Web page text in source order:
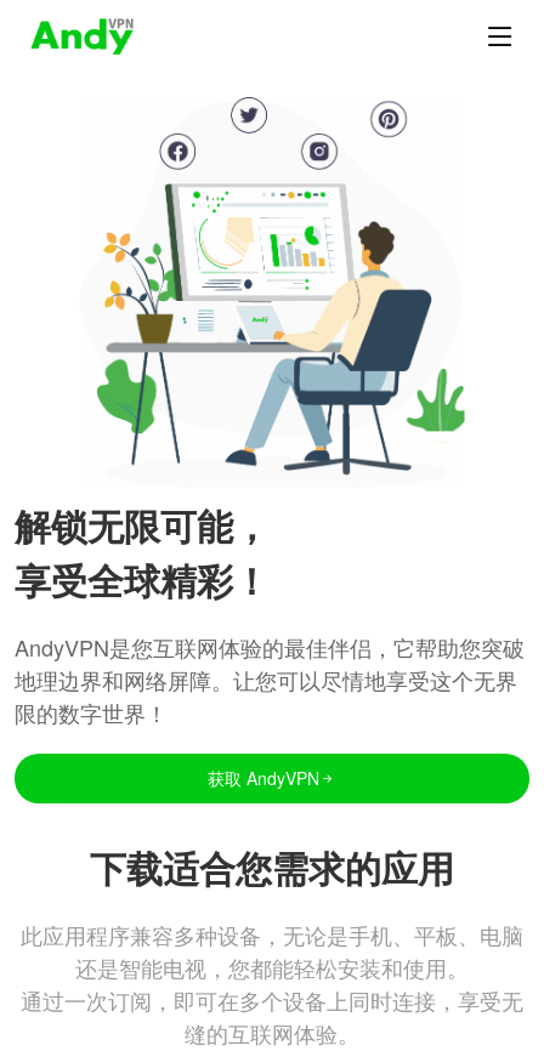
解锁无限可能，
享受全球精彩！
AndyVPN是您互联网体验的最佳伴侣，它帮助您突破
地理边界和网络屏障。让您可以尽情地享受这个无界
限的数字世界！
获取 AndyVPN
下载适合您需求的应用
此应用程序兼容多种设备，无论是手机、平板、电脑
还是智能电视，您都能轻松安装和使用。
通过一次订阅，即可在多个设备上同时连接，享受无
缝的互联网体验。